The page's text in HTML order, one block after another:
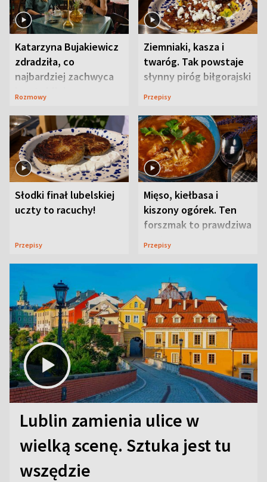
Katarzyna Bujakiewicz
zdradziła, co
najbardziej zachwyca
ją w Lublinie
Rozmowy
Ziemniaki, kasza i
twaróg. Tak powstaje
słynny piróg biłgorajski
Przepisy
Słodki finał lubelskiej
uczty to racuchy!
Przepisy
Mięso, kiełbasa i
kiszony ogórek. Ten
forszmak to prawdziwa
uczta
Przepisy
Lublin zamienia ulice w
wielką scenę. Sztuka jest tu
wszędzie